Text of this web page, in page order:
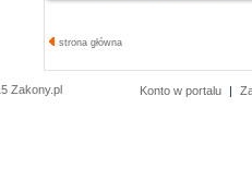
strona główna
Zakony.pl Konto w portalu |